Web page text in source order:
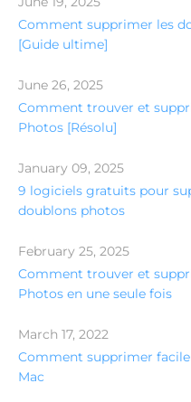
Comment supprimer les
[Guide ultime]
June 26, 2025
Comment trouver et
Photos [Résolu]
January 09, 2025
9 logiciels gratuits pour
doublons photos
February 25, 2025
Comment trouver et
Photos en une seule fois
March 17, 2022
Comment supprimer
Mac